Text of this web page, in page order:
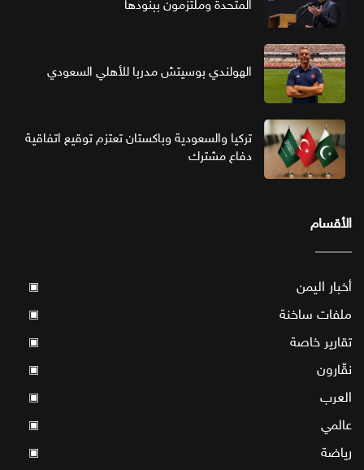
المتحدة وملتزمون ببنودها
الهولندي بوسيتش مدربا للأهلي السعودي
تركيا والسعودية وباكستان تعتزم توقيع اتفاقية
دفاع مشترك
الأقسام
أخبار اليمن ▣
ملفات ساخنة ▣
تقارير خاصة ▣
نقّارون ▣
العرب ▣
عالمي ▣
رياضة ▣